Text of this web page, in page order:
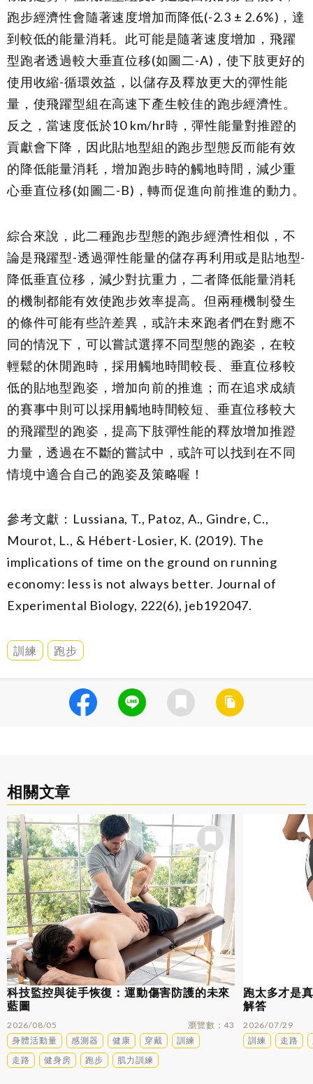
跑步經濟性會隨著速度增加而降低(-2.3 ± 2.6%)，達
到較低的能量消耗。此可能是隨著速度增加，飛躍
型跑者透過較大垂直位移(如圖二-A)，使下肢更好的
使用收縮-循環效益，以儲存及釋放更大的彈性能
量，使飛躍型組在高速下產生較佳的跑步經濟性。
反之，當速度低於10 km/hr時，彈性能量對推蹬的
貢獻會下降，因此貼地型組的跑步型態反而能有效
的降低能量消耗，增加跑步時的觸地時間，減少重
心垂直位移(如圖二-B)，轉而促進向前推進的動力。
綜合來說，此二種跑步型態的跑步經濟性相似，不
論是飛躍型-透過彈性能量的儲存再利用或是貼地型-
降低垂直位移，減少對抗重力，二者降低能量消耗
的機制都能有效使跑步效率提高。但兩種機制發生
的條件可能有些許差異，或許未來跑者們在對應不
同的情況下，可以嘗試選擇不同型態的跑姿，在較
輕鬆的休閒跑時，採用觸地時間較長、垂直位移較
低的貼地型跑姿，增加向前的推進；而在追求成績
的賽事中則可以採用觸地時間較短、垂直位移較大
的飛躍型的跑姿，提高下肢彈性能的釋放增加推蹬
力量，透過在不斷的嘗試中，或許可以找到在不同
情境中適合自己的跑姿及策略喔！
參考文獻：Lussiana, T., Patoz, A., Gindre, C.,
Mourot, L., & Hébert-Losier, K. (2019). The
implications of time on the ground on running
economy: less is not always better. Journal of
Experimental Biology, 222(6), jeb192047.
訓練 跑步
相關文章
科技監控與徒手恢復：運動傷害防護的未來
藍圖
2026/08/05 瀏覽數
43
身體活動量
感測器 健康 穿戴
訓練
走路
健身房 跑步 肌力訓練
跑太多才是
解答
2026/07/29
訓練
走路